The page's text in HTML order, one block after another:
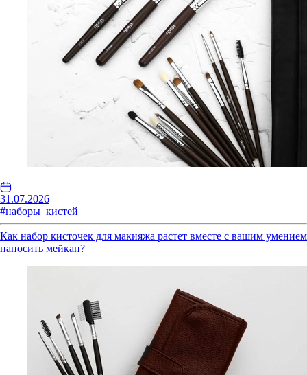
31.07.2026
#наборы_кистей
Как набор кисточек для макияжа растет вместе с вашим умением
наносить мейкап?